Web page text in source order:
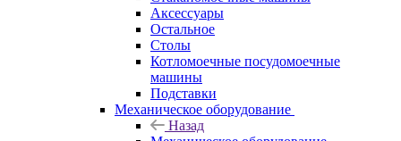
Аксессуары
Остальное
Столы
Котломоечные посудомоечные
машины
Подставки
Механическое оборудование
Назад